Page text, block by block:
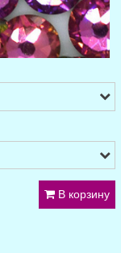
В корзину